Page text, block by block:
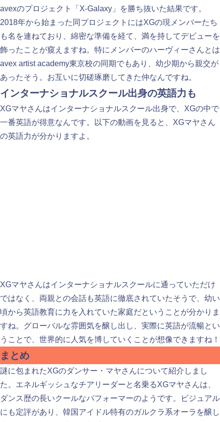
avexのプロジェクト「X-Galaxy」を勝ち抜いた結果です。
2018年から始まった同プロジェクトにはXGの現メンバーたち
も名を連ねており、綿密な準備を経て、満を持してデビューを
飾ったことが窺えますね。特にメンバーのハーヴィーさんとは
avex artist academy東京校の同期でもあり、幼少期から親交が
あったそう。お互いに切磋琢磨してきた仲なんですね。
インターナショナルスクール出身の英語力も
XGマヤさんはインターナショナルスクール出身で、XGの中で
一番英語が得意なんです。以下の動画を見ると、XGマヤさん
の英語力が分かりますよ。
XGマヤさんはインターナショナルスクールに通っていただけ
ではなく、両親との会話も英語に徹底されていたそうで、幼い
頃から英語教育に力を入れていた家庭だということが分かりま
すね。グローバルな雰囲気を醸し出し、実際に英語が流暢とい
うことで、世界的に人気を博していくことが想像できますね！
まとめ
謎に包まれたXGのダンサー・マヤさんについて紹介しまし
た。エネルギッシュなチアリーダーと名乗るXGマヤさんは、
ダンス歴の長いクールなパフォーマーのようです。ビジュアル
にも定評があり、韓国アイドル特有のガルクラ系オーラを醸し